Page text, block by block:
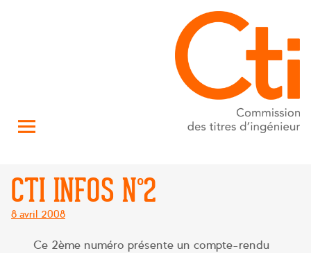
CTI INFOS N°2
Posté
8 avril 2008
Ce 2ème numéro présente un compte-rendu